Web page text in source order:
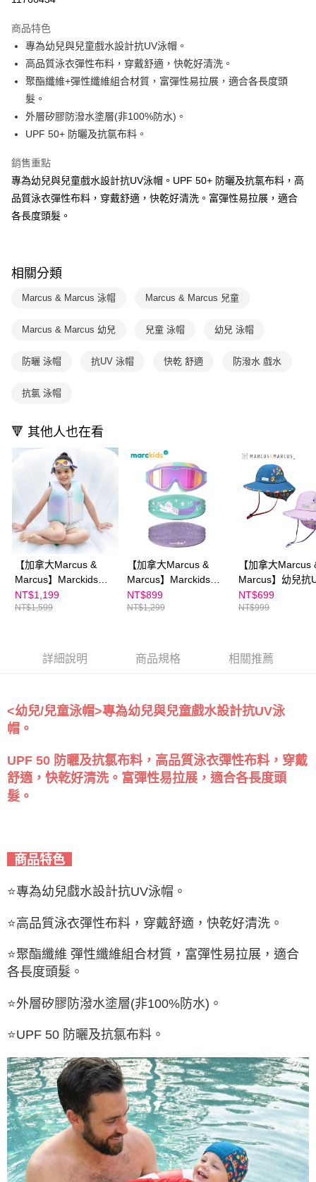
大哥付你分期
相關說明
【大哥付你分期使用說明】
1.本服務由台灣大哥大提供，台灣大哥大用戶可立即使用無須另外申請。
2.付款方式選擇「大哥付你分期」，訂單成立後會自動跳轉到大哥付的交易
流程，驗證手機門號後，選擇欲分期的期數、繳款截止日，確認付款後即完
3.實際核准額度、可分期數及費用金額請依後續交易確認頁面所載為準。
消。如遇「轉專審核」未通過狀況，表示未達大哥付你分期系統評分，恕無
法說明評估內容。
1.分期款項不併入電信帳單，「大哥付你分期」於每月結算日後寄送繳費提
醒簡訊。
【注意事項】
1.本服務係由「台灣大哥大股份有限公司」（以下簡稱本公司）所提供，讓
用戶於交易時，得透過本服務購買商品或服務，並由商店將買賣／分期付款
買賣價金債權讓與本公司後，依約使用本公司帳單繳交帳款。
資料（包含姓名、電話或地址）提供予台灣大哥大進項蒐集、處理及利用，
3.完整用戶服務條款，請詳閱以下連結： https://oppay.tw/userRule
AFTEE先享後付
相關說明
【關於「AFTEE先享後付」】
AFTEE先享後付是「在收到商品之後才付款」的支付方式。 讓您購物簡單
１．簡單：不需註冊會員、不需綁卡、不需儲值。
２．便利：只要手機號碼，簡訊認證，即可結帳。
３．安心：先確認商品／服務後，再付款。
１．於結帳方式選擇「AFTEE先享後付」後，將跳轉至「AFTEE先享後付」
ATM／網路銀行／等多元方式進行付款，方視為交易完成。
購買商品的店家。未經商家同意取消之訂單仍視為有效，需透過AFTEE先享
是否繳費成功／繳費後需取消欲退款等相關疑問，請聯繫「AFTEE先享後付
易，需依本服務之必要範圍內提供個人資料，並將交易相關給付款項請求債
２．關於個人資料處理事宜，請瀏覽以下網址：
https://aftee.tw/terms/#terms3
３．未成年的使用者請事先徵得法定代理人或監護人之同意方可使用
「AFTEE先享後付」，若未經同意申辦者引起之損失，本公司不負相關責
４．使用「AFTEE先享後付」時，將依據個別帳號之用戶狀況，依本公司即
時審查核予不同之上限額度；若仍有額度不足之情形，本公司將視審查結果
請求用戶進行身份認證。
５．嚴禁一人註冊多個帳號或使用他人資訊註冊。若發現惡意使用之情形，
恩沛科技股份有限公司將有權停止該用戶之使用額度並採取法律行動。
ATM付款
運送方式
國內宅配/郵寄 (不適用離島、海外及郵局i郵箱)
每筆NT$70，滿NT$800(含以上)免運費
商品特色
專為幼兒與兒童戲水設計抗UV泳帽。
高品質泳衣彈性布料，穿戴舒適，快乾好清洗。
聚酯纖維+彈性纖維組合材質，富彈性易拉展，適合各長度頭
髮。
外層矽膠防潑水塗層(非100%防水)。
UPF 50+ 防曬及抗氯布料。
銷售重點
專為幼兒與兒童戲水設計抗UV泳帽。UPF 50+ 防曬及抗氯布料，高
品質泳衣彈性布料，穿戴舒適，快乾好清洗。富彈性易拉展，適合
各長度頭髮。
相關分類
Marcus & Marcus 泳帽 Marcus & Marcus 兒童
Marcus & Marcus 幼兒 兒童 泳帽 幼兒 泳帽
防曬 泳帽 抗UV 泳帽 快乾 舒適 防潑水 戲水
抗氯 泳帽
🔻 其他人也在看
【加拿大Marcus &
Marcus】Marckids｜
兒童游泳浮力背心
NT$1,199
NT$1,599
【加拿大Marcus &
Marcus】Marckids｜
兒童頭帶式造型大框泳
鏡
NT$899
NT$1,299
【加拿大Marcus
Marcus】幼兒抗
頸防曬帽
NT$699
NT$999
詳細說明 商品規格 相關推薦
<幼兒/兒童泳帽>專為幼兒與兒童戲水設計抗UV泳
帽。
UPF 50 防曬及抗氯布料，高品質泳衣彈性布料，穿戴
舒適，快乾好清洗。富彈性易拉展，適合各長度頭
髮。
商品特色
⭐專為幼兒戲水設計抗UV泳帽。
⭐高品質泳衣彈性布料，穿戴舒適，快乾好清洗。
⭐聚酯纖維 彈性纖維組合材質，富彈性易拉展，適合
各長度頭髮。
⭐外層矽膠防潑水塗層(非100%防水)。
⭐UPF 50 防曬及抗氯布料。